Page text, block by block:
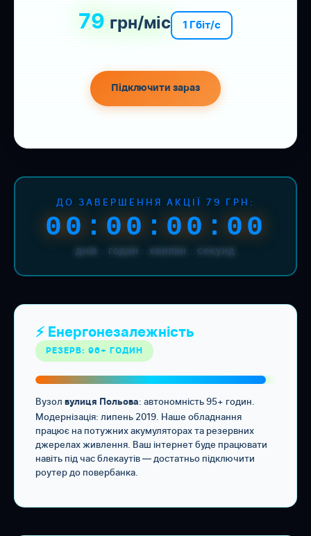
79 грн/міс 1 Гбіт/с
Підключити зараз
ДО ЗАВЕРШЕННЯ АКЦІЇ 79 ГРН:
00:00:00:00
днів : годин : хвилин : секунд
⚡ Енергонезалежність
РЕЗЕРВ: 96+ ГОДИН
Вузол вулиця Польова: автономність 95+ годин.
Модернізація: липень 2019. Наше обладнання
працює на потужних акумуляторах та резервних
джерелах живлення. Ваш інтернет буде працювати
навіть під час блекаутів — достатньо підключити
роутер до повербанка.